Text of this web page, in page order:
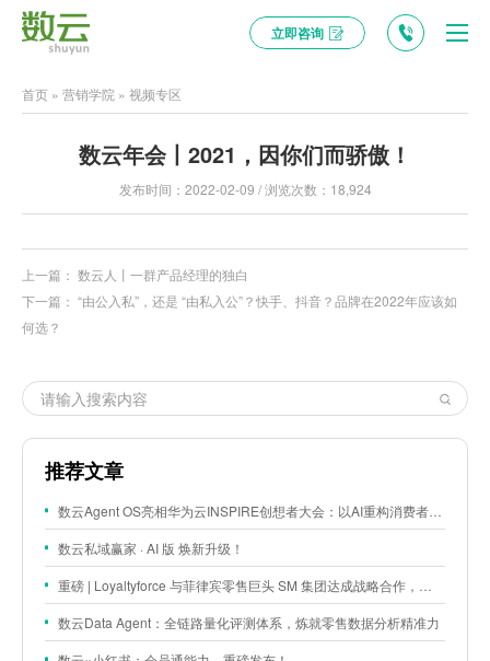
立即咨询
首页 » 营销学院 » 视频专区
数云年会丨2021，因你们而骄傲！
发布时间：2022-02-09 / 浏览次数：18,924
上一篇： 数云人丨一群产品经理的独白
下一篇： “由公入私”，还是 “由私入公”？快手、抖音？品牌在2022年应该如
何选？
推荐文章
数云Agent OS亮相华为云INSPIRE创想者大会：以AI重构消费者运营与零售营销新范式
数云私域赢家 · AI 版 焕新升级！
重磅 | Loyaltyforce 与菲律宾零售巨头 SM 集团达成战略合作，携手开启 SMAC 会员数智化运营新征程
数云Data Agent：全链路量化评测体系，炼就零售数据分析精准力